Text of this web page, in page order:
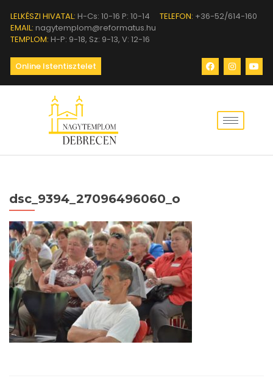
LELKÉSZI HIVATAL: H-Cs: 10-16 P: 10-14 TELEFON: +36-52/614-160
EMAIL: nagytemplom@reformatus.hu
TEMPLOM: H-P: 9-18, Sz: 9-13, V: 12-16
Online Istentisztelet
dsc_9394_27096496060_o